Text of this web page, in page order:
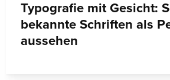
Typografie mit Gesicht:
bekannte Schriften als
aussehen